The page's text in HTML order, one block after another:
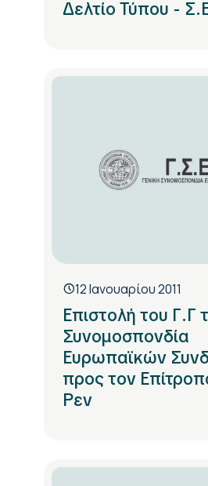
Δελτίο Τύπου -
12 Ιανουαρίου 2011
Επιστολή του Γ.Γ
Συνομοσπονδία
Ευρωπαϊκών
προς τον
Ρεν